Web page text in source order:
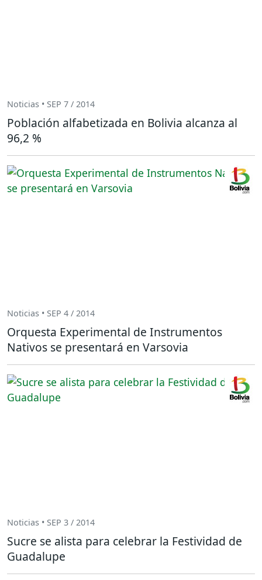
Noticias • SEP 7 / 2014
Población alfabetizada en Bolivia alcanza al
96,2 %
Noticias • SEP 4 / 2014
Orquesta Experimental de Instrumentos
Nativos se presentará en Varsovia
Noticias • SEP 3 / 2014
Sucre se alista para celebrar la Festividad de
Guadalupe